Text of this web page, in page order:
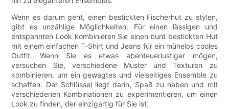
Wenn es darum geht, einen bestickten Fischerhut zu stylen,
gibt es unzählige Möglichkeiten. Für einen lässigen und
entspannten Look kombinieren Sie einen bunt bestickten Hut
mit einem einfachen T-Shirt und Jeans für ein mühelos cooles
Outfit. Wenn Sie es etwas abenteuerlustiger mögen,
versuchen Sie, verschiedene Muster und Texturen zu
kombinieren, um ein gewagtes und vielseitiges Ensemble zu
schaffen. Der Schlüssel liegt darin, Spaß zu haben und mit
verschiedenen Kombinationen zu experimentieren, um einen
Look zu finden, der einzigartig für Sie ist.